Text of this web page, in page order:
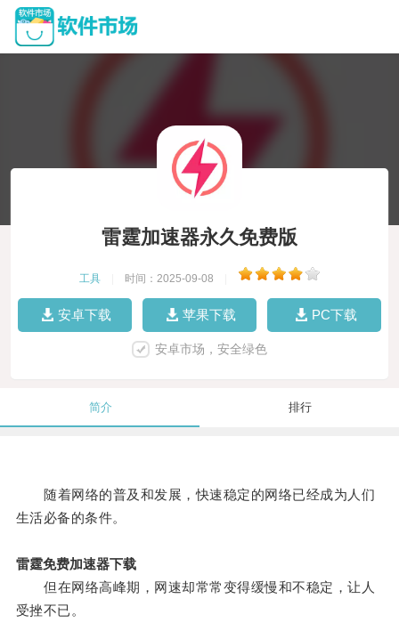
雷霆加速器永久免费版
工具 时间：2025-09-08
安卓下载 苹果下载 PC下载
安卓市场，安全绿色
简介 排行
随着网络的普及和发展，快速稳定的网络已经成为人们
生活必备的条件。
雷霆免费加速器下载
但在网络高峰期，网速却常常变得缓慢和不稳定，让人
受挫不已。